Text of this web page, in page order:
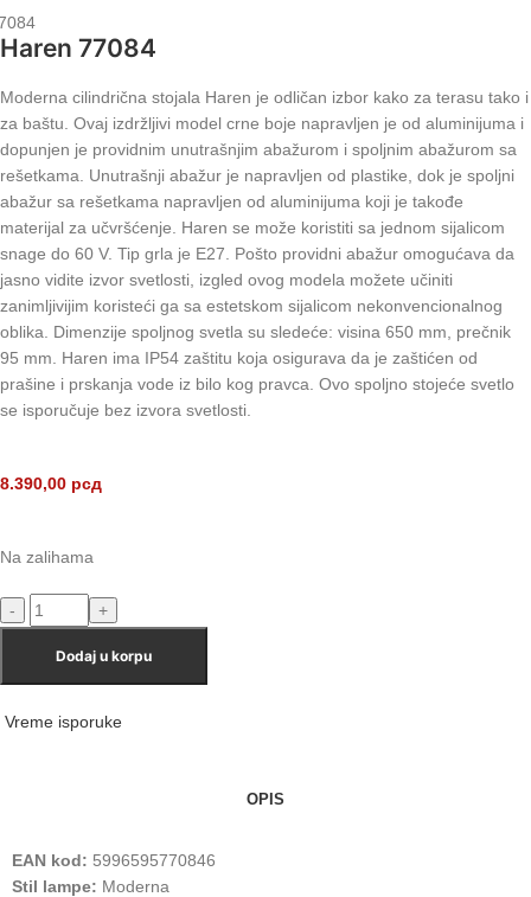
Haren 77084
Moderna cilindrična stojala Haren je odličan izbor kako za terasu tako i
za baštu. Ovaj izdržljivi model crne boje napravljen je od aluminijuma i
dopunjen je providnim unutrašnjim abažurom i spoljnim abažurom sa
rešetkama. Unutrašnji abažur je napravljen od plastike, dok je spoljni
abažur sa rešetkama napravljen od aluminijuma koji je takođe
materijal za učvršćenje. Haren se može koristiti sa jednom sijalicom
snage do 60 V. Tip grla je E27. Pošto providni abažur omogućava da
jasno vidite izvor svetlosti, izgled ovog modela možete učiniti
zanimljivijim koristeći ga sa estetskom sijalicom nekonvencionalnog
oblika. Dimenzije spoljnog svetla su sledeće: visina 650 mm, prečnik
95 mm. Haren ima IP54 zaštitu koja osigurava da je zaštićen od
prašine i prskanja vode iz bilo kog pravca. Ovo spoljno stojeće svetlo
se isporučuje bez izvora svetlosti.
8.390,00 рсд
Na zalihama
Dodaj u korpu
Vreme isporuke
OPIS
EAN kod: 5996595770846
Stil lampe: Moderna